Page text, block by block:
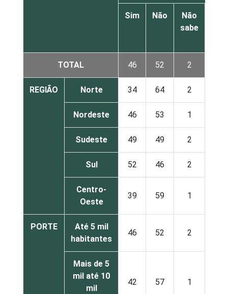
Sim Não
Não
sabe
TOTAL 46 52 2
REGIÃO Norte 34 64 2
Nordeste 46 53 1
Sudeste 49 49 2
Sul 52 46 2
Centro-
Oeste
39 59 1
PORTE
Até 5 mil
habitantes
46 52 2
Mais de 5
mil até 10
mil
42 57 1